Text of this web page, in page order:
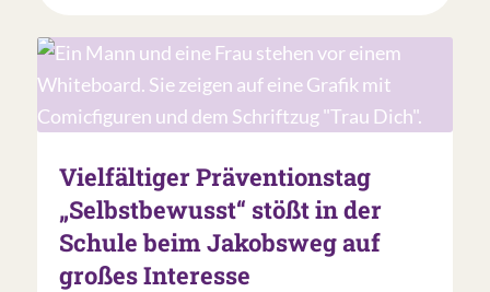
Vielfältiger Präventionstag
„Selbstbewusst“ stößt in der
Schule beim Jakobsweg auf
großes Interesse